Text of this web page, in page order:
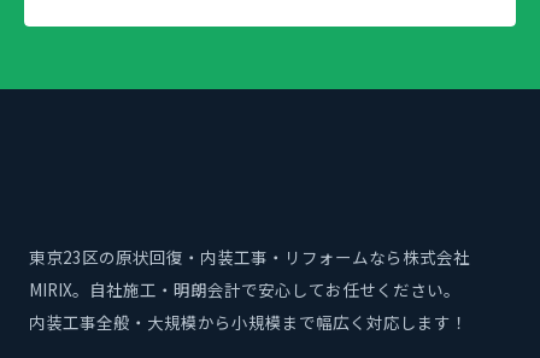
東京23区の原状回復・内装工事・リフォームなら株式会社
MIRIX。自社施工・明朗会計で安心してお任せください。
内装工事全般・大規模から小規模まで幅広く対応します！